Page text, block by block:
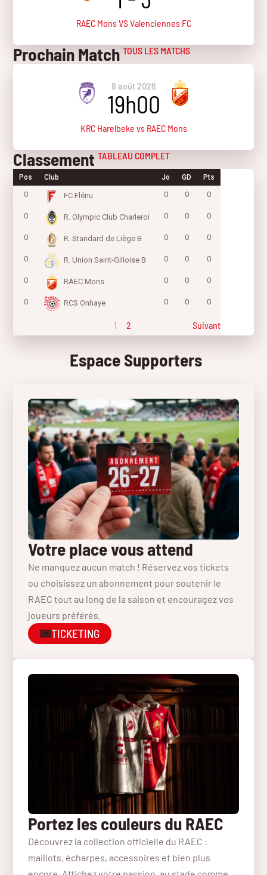
RAEC Mons VS Valenciennes FC
Prochain Match TOUS LES MATCHS
8 août 2026
19h00
KRC Harelbeke vs RAEC Mons
Classement TABLEAU COMPLET
Pos Club Jo GD Pts
0 FC Flénu 0 0 0
0 R. Olympic Club Charleroi 0 0 0
0 R. Standard de Liège B 0 0 0
0 R. Union Saint-Gilloise B 0 0 0
0 RAEC Mons 0 0 0
0 RCS Onhaye 0 0 0
1 2 Suivant
Espace Supporters
Votre place vous attend
Ne manquez aucun match ! Réservez vos tickets
ou choisissez un abonnement pour soutenir le
RAEC tout au long de la saison et encouragez vos
joueurs préférés.
TICKETING
Portez les couleurs du RAEC
Découvrez la collection officielle du RAEC :
maillots, écharpes, accessoires et bien plus